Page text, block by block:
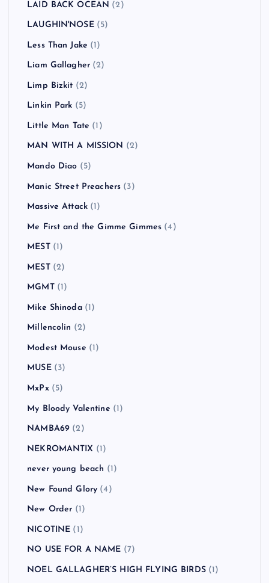
LAID BACK OCEAN (2)
LAUGHIN'NOSE(5)
Less Than Jake (1)
Liam Gallagher (2)
Limp Bizkit (2)
Linkin Park (5)
Little Man Tate (1)
MAN WITH A MISSION (2)
Mando Diao (5)
Manic Street Preachers (3)
Massive Attack (1)
Me First and the Gimme Gimmes (4)
MEST(1)
MEST(2)
MGMT(1)
Mike Shinoda(1)
Millencolin (2)
Modest Mouse (1)
MUSE(3)
MxPx(5)
My Bloody Valentine (1)
NAMBA69 (2)
NEKROMANTIX (1)
never young beach (1)
New Found Glory (4)
New Order (1)
NICOTINE (1)
NO USE FOR A NAME (7)
NOEL GALLAGHER’S HIGH FLYING BIRDS(1)